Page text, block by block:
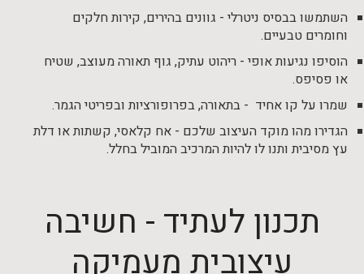
השתמשו בבסיס ניטרלי - גוונים בהירים, קירות חלקים
וחומרים טבעיים.
הוסיפו נגיעות אופי - ריהוט עתיק, גוף תאורה מעוצב, שטיח
או פסיפס.
שמרו על קו אחיד - בתאורה, בפרופורציות ובפריטי הגמר.
הגדירו מהו מוקד העיצוב שלכם - אח קלאסי, קשתות או דלת
עץ מסיבית ותנו לו להיות המרכיב המוביל בחלל.
תכנון לעתיד - חשיבה
עיצובית מעמיקה